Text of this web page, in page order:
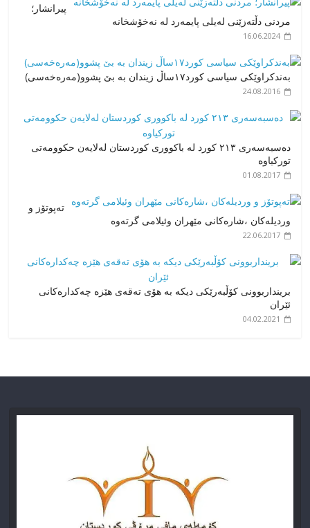
پیرانشار؛
مردنی دڵتەزێنی لەیلی پایمه‌رد لە نەخۆشخانە
16.06.2024
بەندکراوێکی سیاسی کورد۱۷ساڵ زیندان بە بێ پشوو(مەرەخەسی)
24.08.2016
دەسبەسەری ۲۱۳ کورد لە باکووری کوردستان لەلایەن حکوومەتی
تورکیاوە
01.08.2017
تەپوتۆز و
وردیلەکان ،شارەکانی مێهران وئیلامی گرتەوە
22.06.2017
برینداربوونی کۆڵبەرێکی دیکه بە هۆی تەقەی هێزە چەکدارەکانی
ئێران
04.02.2021